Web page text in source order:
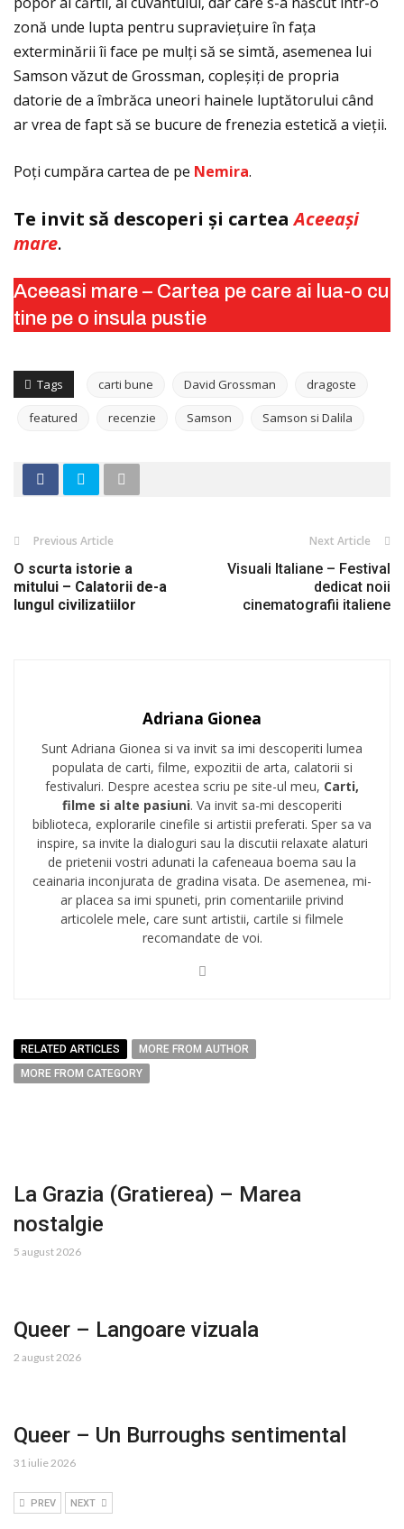
zonă unde lupta pentru supravieţuire în faţa
exterminării îi face pe mulţi să se simtă, asemenea lui
Samson văzut de Grossman, copleșiţi de propria
datorie de a îmbrăca uneori hainele luptătorului când
ar vrea de fapt să se bucure de frenezia estetică a vieţii.
Poţi cumpăra cartea de pe Nemira.
Te invit să descoperi și cartea Aceeași
mare.
Aceeasi mare – Cartea pe care ai lua-o cu
tine pe o insula pustie
Tags carti bune David Grossman dragoste
featured recenzie Samson Samson si Dalila
Previous Article
O scurta istorie a
mitului – Calatorii de-a
lungul civilizatiilor
Next Article
Visuali Italiane – Festival
dedicat noii
cinematografii italiene
Adriana Gionea
Sunt Adriana Gionea si va invit sa imi descoperiti lumea
populata de carti, filme, expozitii de arta, calatorii si
festivaluri. Despre acestea scriu pe site-ul meu, Carti,
filme si alte pasiuni. Va invit sa-mi descoperiti
biblioteca, explorarile cinefile si artistii preferati. Sper sa va
inspire, sa invite la dialoguri sau la discutii relaxate alaturi
de prietenii vostri adunati la cafeneaua boema sau la
ceainaria inconjurata de gradina visata. De asemenea, mi-
ar placea sa imi spuneti, prin comentariile privind
articolele mele, care sunt artistii, cartile si filmele
recomandate de voi.
RELATED ARTICLES
MORE FROM AUTHOR
MORE FROM CATEGORY
La Grazia (Gratierea) – Marea
nostalgie
5 august 2026
Queer – Langoare vizuala
2 august 2026
Queer – Un Burroughs sentimental
31 iulie 2026
PREV NEXT